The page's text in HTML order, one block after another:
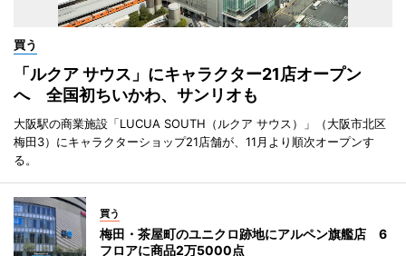
買う
「ルクア サウス」にキャラクター21店オープン
へ 全国初ちいかわ、サンリオも
大阪駅の商業施設「LUCUA SOUTH（ルクア サウス）」（大阪市北区
梅田3）にキャラクターショップ21店舗が、11月より順次オープンす
る。
買う
梅田・茶屋町のユニクロ跡地にアルペン旗艦店 6
フロアに商品2万5000点